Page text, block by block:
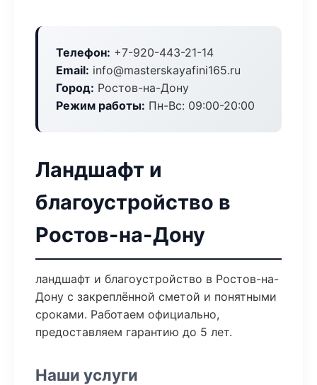
Телефон: +7-920-443-21-14
Email: info@masterskayafini165.ru
Город: Ростов-на-Дону
Режим работы: Пн-Вс: 09:00-20:00
Ландшафт и
благоустройство в
Ростов-на-Дону
ландшафт и благоустройство в Ростов-на-
Дону с закреплённой сметой и понятными
сроками. Работаем официально,
предоставляем гарантию до 5 лет.
Наши услуги